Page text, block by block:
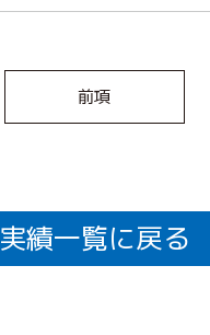
前項
実績一覧に戻る